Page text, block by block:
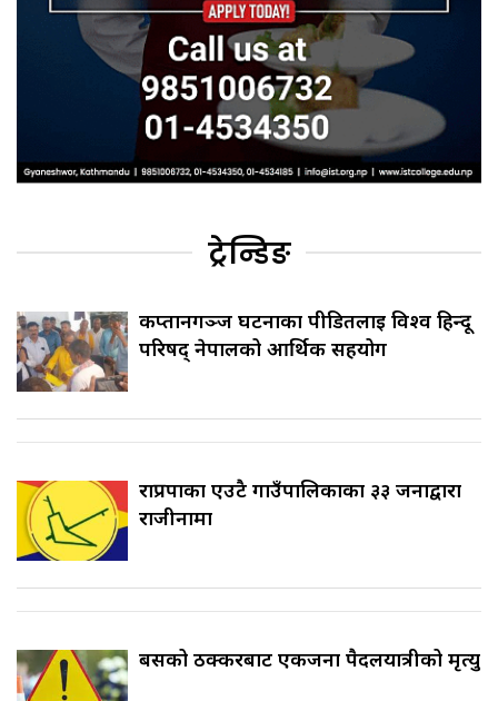
ट्रेन्डिङ
कप्तानगञ्ज घटनाका पीडितलाई विश्व हिन्दू
परिषद् नेपालको आर्थिक सहयोग
राप्रपाका एउटै गाउँपालिकाका ३३ जनाद्वारा
राजीनामा
बसको ठक्करबाट एकजना पैदलयात्रीको मृत्यु